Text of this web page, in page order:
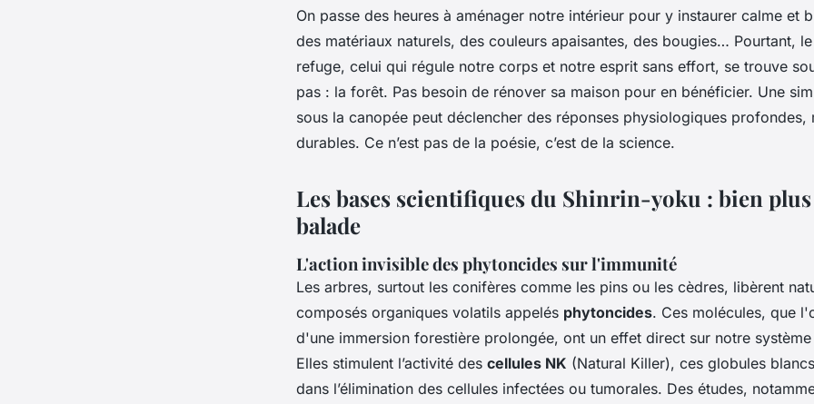
Les avantages surprenants du bain de
forêt pour votre bien-être
10 min de lecture
On passe des heures à aménager notre intérieur pour y instaurer calme et
des matériaux naturels, des couleurs apaisantes, des bougies… Pourtant,
refuge, celui qui régule notre corps et notre esprit sans effort, se trouve
pas : la forêt. Pas besoin de rénover sa maison pour en bénéficier. Une
sous la canopée peut déclencher des réponses physiologiques profondes,
durables. Ce n’est pas de la poésie, c’est de la science.
Les bases scientifiques du Shinrin-yoku : bien
balade
L'action invisible des phytoncides sur l'immunité
Les arbres, surtout les conifères comme les pins ou les cèdres, libèrent
composés organiques volatils appelés phytoncides. Ces molécules, que
d'une immersion forestière prolongée, ont un effet direct sur notre
Elles stimulent l’activité des cellules NK (Natural Killer), ces globules
dans l’élimination des cellules infectées ou tumorales. Des études,